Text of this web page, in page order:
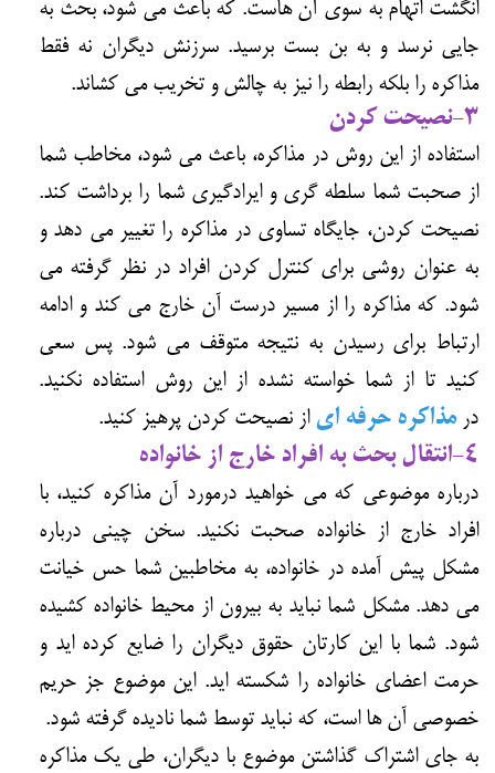
انگشت اتهام به سوی آن هاست. که باعث می شود، بحث به
جایی نرسد و به بن بست برسید. سرزنش دیگران نه فقط
مذاکره را بلکه رابطه را نیز به چالش و تخریب می کشاند.
3-نصیحت کردن
استفاده از این روش در مذاکره، باعث می شود، مخاطب شما
از صحبت شما سلطه گری و ایرادگیری شما را برداشت کند.
نصیحت کردن، جایگاه تساوی در مذاکره را تغییر می دهد و
به عنوان روشی برای کنترل کردن افراد در نظر گرفته می
شود. که مذاکره را از مسیر درست آن خارج می کند و ادامه
ارتباط برای رسیدن به نتیجه متوقف می شود. پس سعی
کنید تا از شما خواسته نشده از این روش استفاده نکنید.
درمذاکره حرفه ای از نصیحت کردن پرهیز کنید.
4-انتقال بحث به افراد خارج از خانواده
درباره موضوعی که می خواهید درمورد آن مذاکره کنید، با
افراد خارج از خانواده صحبت نکنید. سخن چینی درباره
مشکل پیش آمده در خانواده، به مخاطبین شما حس خیانت
می دهد. مشکل شما نباید به بیرون از محیط خانواده کشیده
شود. شما با این کارتان حقوق دیگران را ضایع کرده اید و
حرمت اعضای خانواده را شکسته اید. این موضوع جز حریم
خصوصی آن ها است، که نباید توسط شما نادیده گرفته شود.
به جای اشتراک گذاشتن موضوع با دیگران، طی یک مذاکره